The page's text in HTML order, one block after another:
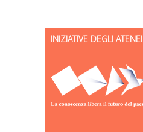
INIZIATIVE DEGLI ATENEI